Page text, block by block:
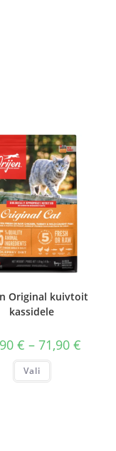
Original kuivtoit
kassidele
€ – 71,90€
Vali
Sellel
on